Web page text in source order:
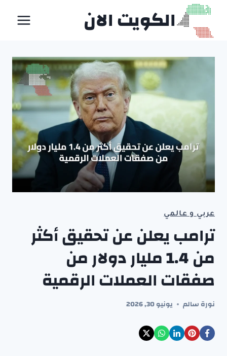
التجاوز
المحتوى
الكويت الان
عربي و عالمي
ترامب يعلن عن تحقيق أكثر
من 1.4 مليار دولار من
صفقات العملات الرقمية
نورة سالم يونيو 30, 2026